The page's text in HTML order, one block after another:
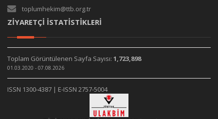
toplumhekim@ttb.org.tr
ZİYARETÇİ İSTATİSTİKLERİ
Toplam Görüntülenen Sayfa Sayısı: 1,723,898
01.03.2020 - 07.08.2026
ISSN 1300-4387 | E-ISSN 2757-5004